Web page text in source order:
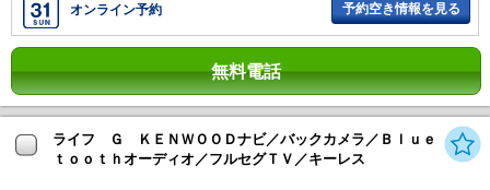
オンライン予約 予約空き情報を見る
無料電話
ライフ Ｇ ＫＥＮＷＯＯＤナビ／バックカメラ／Ｂｌｕｅ
ｔｏｏｔｈオーディオ／フルセグＴＶ／キーレス